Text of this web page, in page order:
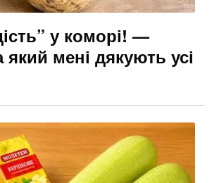
у коморі! —
який мені дякують усі